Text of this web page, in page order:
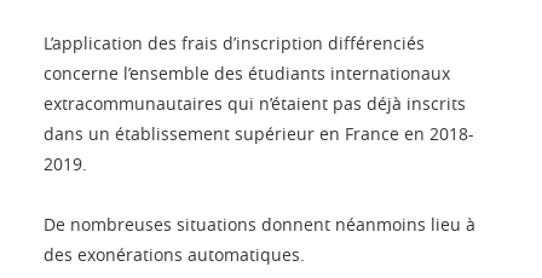
L’application des frais d’inscription différenciés
concerne l’ensemble des étudiants internationaux
extracommunautaires qui n’étaient pas déjà inscrits
dans un établissement supérieur en France en 2018-
2019.
De nombreuses situations donnent néanmoins lieu à
des exonérations automatiques.